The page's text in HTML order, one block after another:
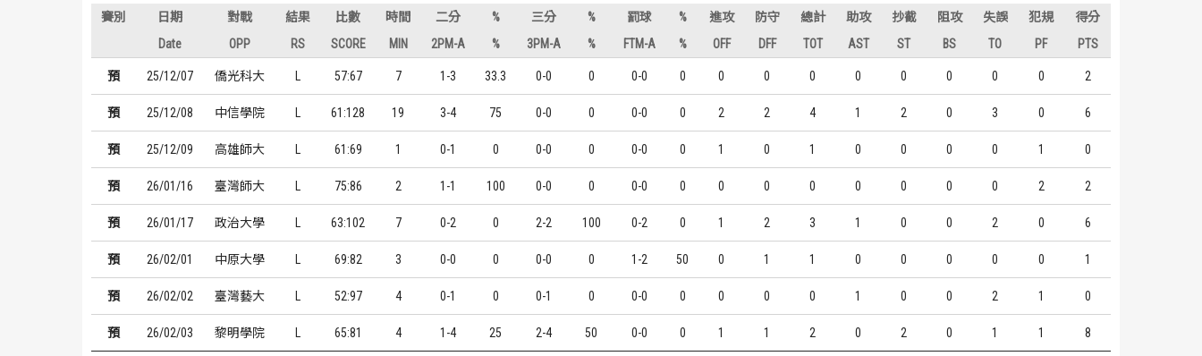
賽別 日期 對戰 結果 比數 時間 二分 % 三分 % 罰球 % 進攻 防守 總計 助攻 抄截 阻攻 失誤 犯規
得分
Date
OPP RS SCORE MIN 2PM-A % 3PM-A % FTM-A % OFF DFF TOT AST ST BS TO PF PTS
預 25/12/07 僑光科大 L 57:67 7 1-3 33.3 0-0 0 0-0 0 0 0 0 0 0 0 0 0 2
預 25/12/08 中信學院 L 61:128 19 3-4 75 0-0 0 0-0 0 2 2 4 1 2 0 3 0 6
預 25/12/09 高雄師大 L 61:69 1 0-1 0 0-0 0 0-0 0 1 0 1 0 0 0 0 1 0
預 26/01/16 臺灣師大 L 75:86 2 1-1 100 0-0 0 0-0 0 0 0 0 0 0 0 0 2 2
預 26/01/17 政治大學 L 63:102 7 0-2 0 2-2 100 0-2 0 1 2 3 1 0 0 2 0 6
預 26/02/01 中原大學 L 69:82 3 0-0 0 0-0 0 1-2 50 0 1 1 0 0 0 0 0 1
預 26/02/02 臺灣藝大 L 52:97 4 0-1 0 0-1 0 0-0 0 0 0 0 1 0 0 2 1 0
預 26/02/03 黎明學院 L 65:81 4 1-4 25 2-4 50 0-0 0 1 1 2 0 2 0 1 1 8